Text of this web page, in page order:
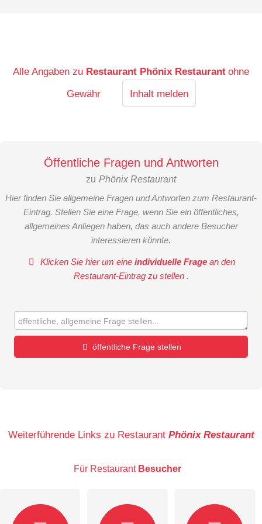
Alle Angaben zu Restaurant Phönix Restaurant ohne
Gewähr
Inhalt melden
Öffentliche Fragen und Antworten
zu Phönix Restaurant
Hier finden Sie allgemeine Fragen und Antworten zum Restaurant-
Eintrag. Stellen Sie eine Frage, wenn Sie ein öffentliches,
allgemeines Anliegen haben, das auch andere Besucher
interessieren könnte.
Klicken Sie hier um eineindividuelle Frage an den
Restaurant-Eintrag zu stellen .
öffentliche Frage stellen
E-Mail-Adresse (wird nicht veröffentlicht)
Weiterführende Links zu Restaurant Phönix Restaurant
Für Restaurant Besucher